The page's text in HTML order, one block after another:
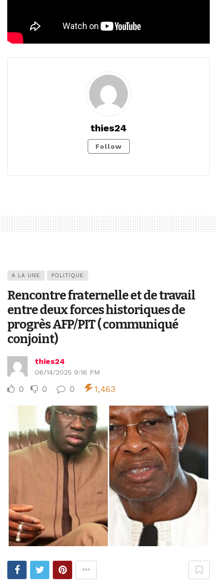
thies24
Follow
A LA UNE POLITIQUE
Rencontre fraternelle et de travail
entre deux forces historiques de
progrès AFP/PIT ( communiqué
conjoint)
thies24
06/14/2025 9:16 PM
0 0 0 1,463